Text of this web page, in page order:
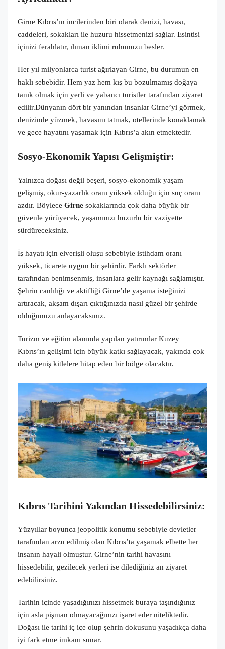
Girne Kıbrıs’ın incilerinden biri olarak denizi, havası,
caddeleri, sokakları ile huzuru hissetmenizi sağlar. Esintisi
içinizi ferahlatır, ılıman iklimi ruhunuzu besler.
Her yıl milyonlarca turist ağırlayan Girne, bu durumun en
haklı sebebidir. Hem yaz hem kış bu bozulmamış doğaya
tanık olmak için yerli ve yabancı turistler tarafından ziyaret
edilir.Dünyanın dört bir yanından insanlar Girne’yi görmek,
denizinde yüzmek, havasını tatmak, otellerinde konaklamak
ve gece hayatını yaşamak için Kıbrıs’a akın etmektedir.
Sosyo-Ekonomik Yapısı Gelişmiştir:
Yalnızca doğası değil beşeri, sosyo-ekonomik yaşam
gelişmiş, okur-yazarlık oranı yüksek olduğu için suç oranı
azdır. Böylece Girne sokaklarında çok daha büyük bir
güvenle yürüyecek, yaşamınızı huzurlu bir vaziyette
sürdüreceksiniz.
İş hayatı için elverişli oluşu sebebiyle istihdam oranı
yüksek, ticarete uygun bir şehirdir. Farklı sektörler
tarafından benimsenmiş, insanlara gelir kaynağı sağlamıştır.
Şehrin canlılığı ve aktifliği Girne’de yaşama isteğinizi
artıracak, akşam dışarı çıktığınızda nasıl güzel bir şehirde
olduğunuzu anlayacaksınız.
Turizm ve eğitim alanında yapılan yatırımlar Kuzey
Kıbrıs’ın gelişimi için büyük katkı sağlayacak, yakında çok
daha geniş kitlelere hitap eden bir bölge olacaktır.
Kıbrıs Tarihini Yakından Hissedebilirsiniz:
Yüzyıllar boyunca jeopolitik konumu sebebiyle devletler
tarafından arzu edilmiş olan Kıbrıs’ta yaşamak elbette her
insanın hayali olmuştur. Girne’nin tarihi havasını
hissedebilir, gezilecek yerleri ise dilediğiniz an ziyaret
edebilirsiniz.
Tarihin içinde yaşadığınızı hissetmek buraya taşındığınız
için asla pişman olmayacağınızı işaret eder niteliktedir.
Doğası ile tarihi iç içe olup şehrin dokusunu yaşadıkça daha
iyi fark etme imkanı sunar.